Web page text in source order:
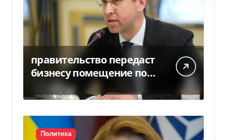
правительство передаст
бизнесу помещение под
склады
Политика